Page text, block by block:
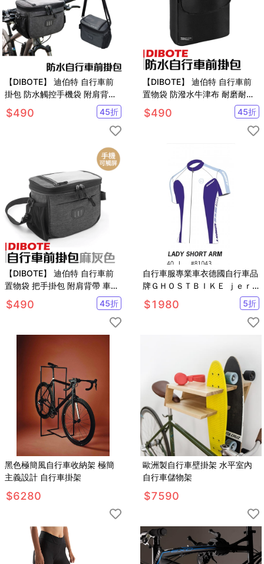
【DIBOTE】 迪伯特 自行車前
掛包 防水觸控手機袋 附肩背帶
防震大容量 車把包
$490 45折
【DIBOTE】 迪伯特 自行車前
置物袋 防潑水牛津布 耐磨耐用
自行車袋 車前袋 單車包
$490 45折
【DIBOTE】 迪伯特 自行車前
置物袋 把手掛包 附肩背帶 車前
袋 腳踏車相機包
$490 45折
自行車服專業車衣德國自行車品
牌ＧＨＯＳＴＢＩＫＥ ｊｅｒ
ｓｅｙ
$1980 5折
黑色極簡風自行車收納架 極簡
主義設計 自行車掛架
$6280
歐洲製自行車壁掛架 水平室內
自行車儲物架
$7590